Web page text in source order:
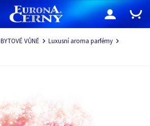
BYTOVÉ VŮNĚ
Luxusní aroma parfémy